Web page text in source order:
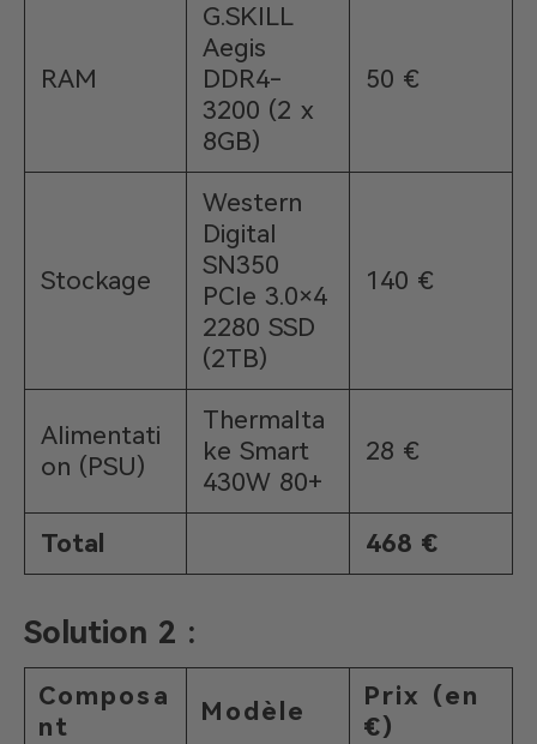
RAM
G.SKILL
Aegis
DDR4-
3200 (2 x
8GB)
50 €
Stockage
Western
Digital
SN350
PCIe 3.0×4
2280 SSD
(2TB)
140 €
Alimentati
on (PSU)
Thermalta
ke Smart
430W 80+
28 €
Total 468 €
Solution 2 :
Composa
nt
Modèle
Prix (en
€)